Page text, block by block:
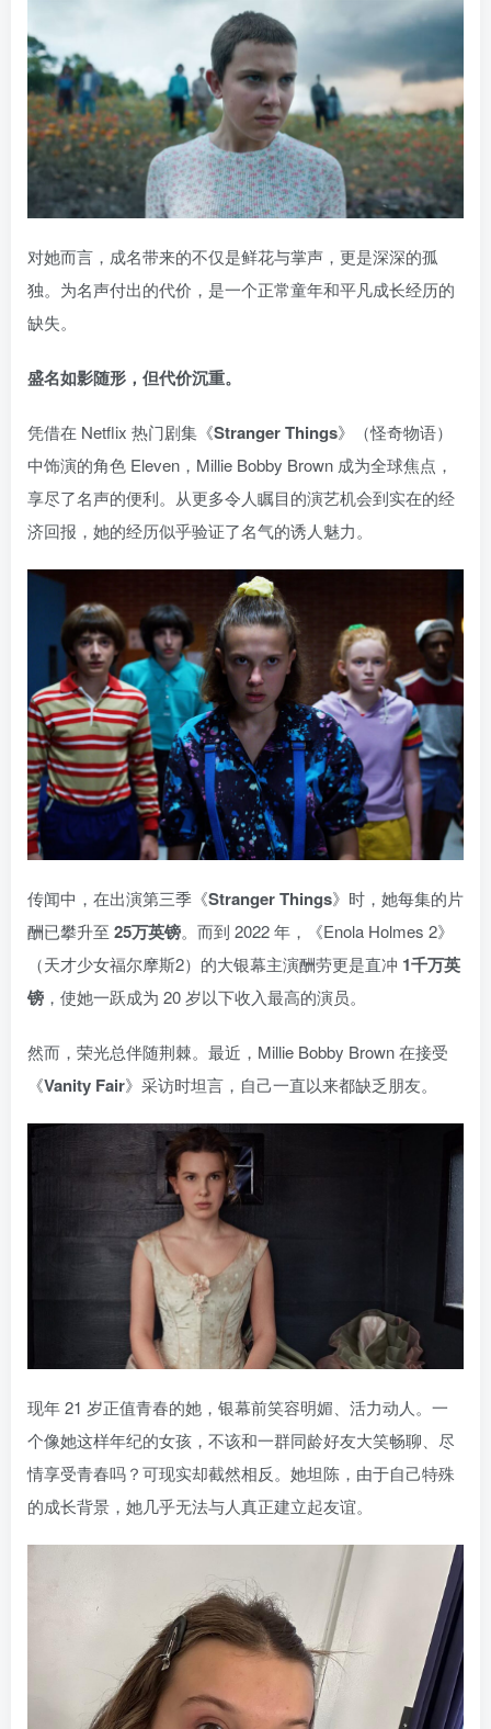
对她而言，成名带来的不仅是鲜花与掌声，更是深深的孤
独。为名声付出的代价，是一个正常童年和平凡成长经历的
缺失。
盛名如影随形，但代价沉重。
凭借在 Netflix 热门剧集《Stranger Things》（怪奇物语）
中饰演的角色 Eleven，Millie Bobby Brown 成为全球焦点，
享尽了名声的便利。从更多令人瞩目的演艺机会到实在的经
济回报，她的经历似乎验证了名气的诱人魅力。
传闻中，在出演第三季《Stranger Things》时，她每集的片
酬已攀升至 25万英镑。而到 2022 年，《Enola Holmes 2》
（天才少女福尔摩斯2）的大银幕主演酬劳更是直冲 1千万英
镑 ，使她一跃成为 20 岁以下收入最高的演员。
然而，荣光总伴随荆棘。最近，Millie Bobby Brown 在接受
《Vanity Fair》采访时坦言，自己一直以来都缺乏朋友。
现年 21 岁正值青春的她，银幕前笑容明媚、活力动人。一
个像她这样年纪的女孩，不该和一群同龄好友大笑畅聊、尽
情享受青春吗？可现实却截然相反。她坦陈，由于自己特殊
的成长背景，她几乎无法与人真正建立起友谊。